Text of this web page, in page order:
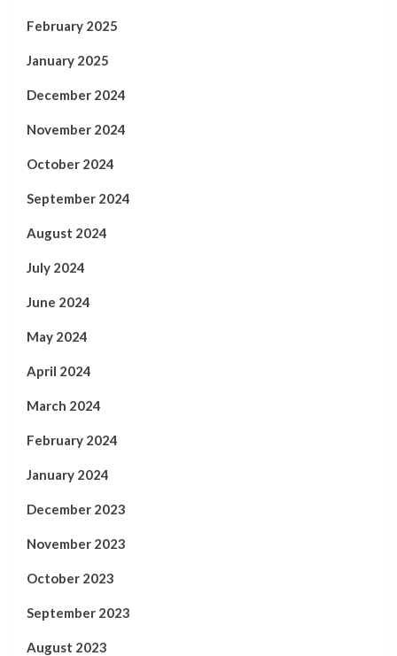
February 2025
January 2025
December 2024
November 2024
October 2024
September 2024
August 2024
July 2024
June 2024
May 2024
April 2024
March 2024
February 2024
January 2024
December 2023
November 2023
October 2023
September 2023
August 2023